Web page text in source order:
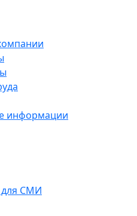
информации
для СМИ